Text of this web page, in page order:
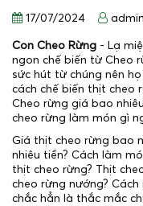
17/07/2024 admin
Con Cheo Rừng - Lạ
ngon chế biến từ Cheo
sức hút từ chúng nên
cách chế biến thịt cheo
Cheo rừng giá bao
cheo rừng làm món gì
Giá thịt cheo rừng bao
nhiêu tiền? Cách làm
thịt cheo rừng? Thịt
cheo rừng nướng?
chắc hẳn là thắc mắc